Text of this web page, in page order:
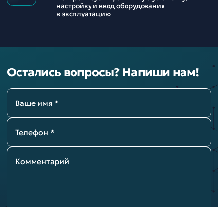
настройку и ввод оборудования
в эксплуатацию
Остались вопросы? Напиши нам!
Ваше имя *
Телефон *
Комментарий